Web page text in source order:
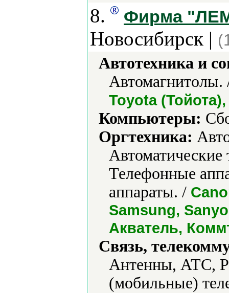
8. Фирма
Новосибирск |
Автотехника и
Toyota
Компьютеры:
Оргтехника:
Телефонные
аппараты. /
Samsung,
Акватель,
Связь,
Антенны, АТС,
(мобильные)